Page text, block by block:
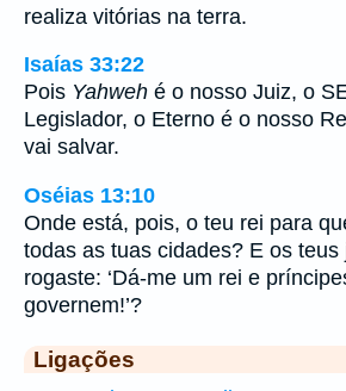
realiza vitórias na terra.
Isaías 33:22
Pois Yahweh é o nosso Juiz, o
Legislador, o Eterno é o nosso
vai salvar.
Oséias 13:10
Onde está, pois, o teu rei para
todas as tuas cidades? E os
rogaste: ‘Dá-me um rei e
governem!’?
Ligações